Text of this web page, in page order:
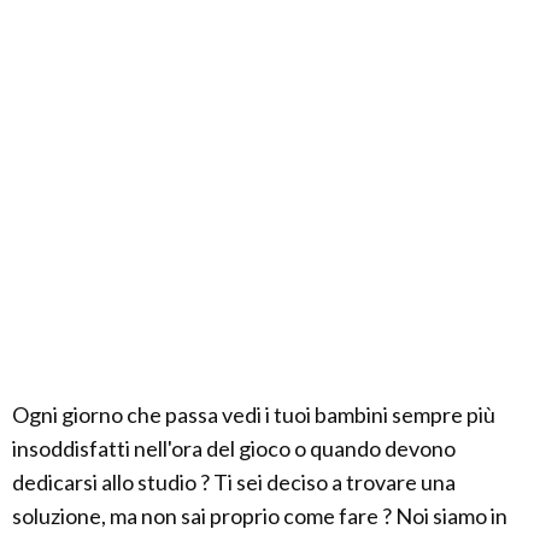
Ogni giorno che passa vedi i tuoi bambini sempre più
insoddisfatti nell'ora del gioco o quando devono
dedicarsi allo studio ? Ti sei deciso a trovare una
soluzione, ma non sai proprio come fare ? Noi siamo in